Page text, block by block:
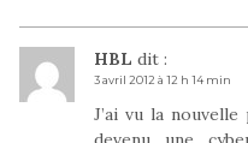
HBL dit :
3 avril 2012 à 12 h 14 min
J’ai vu la